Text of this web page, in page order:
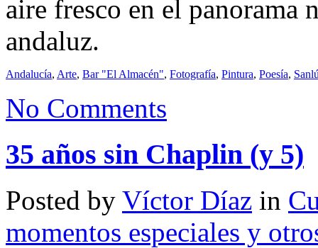
aire fresco en el panorama
andaluz.
Andalucía, Arte, Bar "El Almacén", Fotografía, Pintura, Poesía,
No Comments
35 años sin Chaplin (y 5)
Posted by Víctor Díaz in
momentos especiales y